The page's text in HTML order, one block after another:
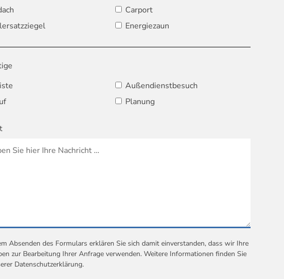
Carport
Energiezaun
Außendienstbesuch
Planung
Absenden des Formulars erklären Sie sich damit einverstanden, dass wir Ihre
zur Bearbeitung Ihrer Anfrage verwenden. Weitere Informationen finden Sie
Datenschutzerklärung.